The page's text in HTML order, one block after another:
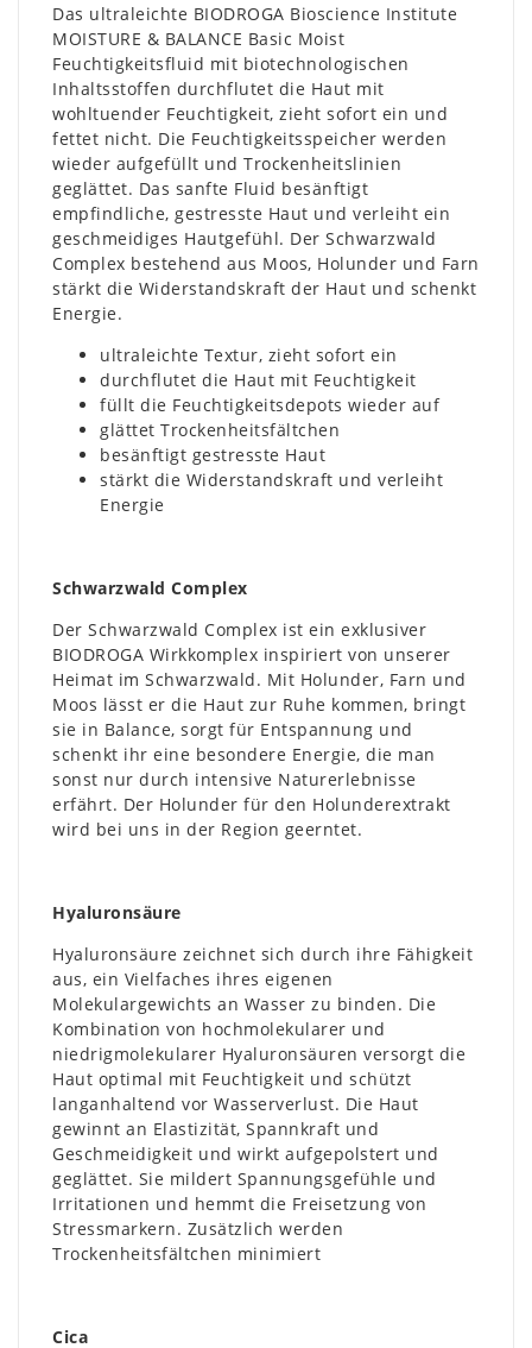
Das ultraleichte BIODROGA Bioscience Institute
MOISTURE & BALANCE Basic Moist
Feuchtigkeitsfluid mit biotechnologischen
Inhaltsstoffen durchflutet die Haut mit
wohltuender Feuchtigkeit, zieht sofort ein und
fettet nicht. Die Feuchtigkeitsspeicher werden
wieder aufgefüllt und Trockenheitslinien
geglättet. Das sanfte Fluid besänftigt
empfindliche, gestresste Haut und verleiht ein
geschmeidiges Hautgefühl. Der Schwarzwald
Complex bestehend aus Moos, Holunder und Farn
stärkt die Widerstandskraft der Haut und schenkt
Energie.
ultraleichte Textur, zieht sofort ein
durchflutet die Haut mit Feuchtigkeit
füllt die Feuchtigkeitsdepots wieder auf
glättet Trockenheitsfältchen
besänftigt gestresste Haut
stärkt die Widerstandskraft und verleiht
Energie
Schwarzwald Complex
Der Schwarzwald Complex ist ein exklusiver
BIODROGA Wirkkomplex inspiriert von unserer
Heimat im Schwarzwald. Mit Holunder, Farn und
Moos lässt er die Haut zur Ruhe kommen, bringt
sie in Balance, sorgt für Entspannung und
schenkt ihr eine besondere Energie, die man
sonst nur durch intensive Naturerlebnisse
erfährt. Der Holunder für den Holunderextrakt
wird bei uns in der Region geerntet.
Hyaluronsäure
Hyaluronsäure zeichnet sich durch ihre Fähigkeit
aus, ein Vielfaches ihres eigenen
Molekulargewichts an Wasser zu binden. Die
Kombination von hochmolekularer und
niedrigmolekularer Hyaluronsäuren versorgt die
Haut optimal mit Feuchtigkeit und schützt
langanhaltend vor Wasserverlust. Die Haut
gewinnt an Elastizität, Spannkraft und
Geschmeidigkeit und wirkt aufgepolstert und
geglättet. Sie mildert Spannungsgefühle und
Irritationen und hemmt die Freisetzung von
Stressmarkern. Zusätzlich werden
Trockenheitsfältchen minimiert
Cica